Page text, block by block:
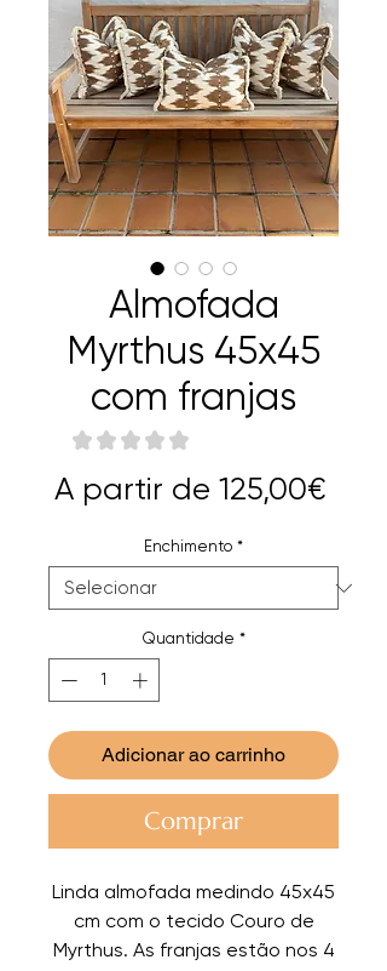
Almofada
Myrthus 45x45
com franjas
★ ★ ★ ★ ★
A partir de 125,00€
Enchimento *
Quantidade *
Adicionar ao carrinho
Comprar
Linda almofada medindo 45x45
cm com o tecido Couro de
Myrthus. As franjas estão nos 4